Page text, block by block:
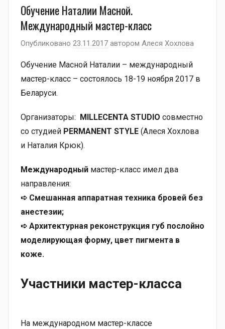
Обучение Наталии Масной.
Международный мастер-класс
Опубликовано 23.11.2017 автором Алеся Хохлова
Обучение Масной Наталии – международный
мастер-класс – состоялось 18-19 ноября 2017 в
Беларуси.
Организаторы: MILLECENTA STUDIO совместно
со студией PERMANENT STYLE (Алеся Хохлова
и Наталия Крюк).
Международный мастер-класс имел два
направления:
➪ Смешанная аппаратная техника бровей без
анестезии;
➪ Архитектурная реконструкция губ послойно
моделирующая форму, цвет пигмента в
коже.
Участники мастер-класса
На международном мастер-классе